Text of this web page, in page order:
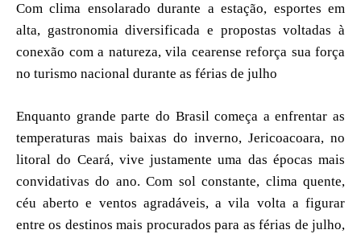
Com clima ensolarado durante a estação, esportes em
alta, gastronomia diversificada e propostas voltadas à
conexão com a natureza, vila cearense reforça sua força
no turismo nacional durante as férias de julho
Enquanto grande parte do Brasil começa a enfrentar as
temperaturas mais baixas do inverno, Jericoacoara, no
litoral do Ceará, vive justamente uma das épocas mais
convidativas do ano. Com sol constante, clima quente,
céu aberto e ventos agradáveis, a vila volta a figurar
entre os destinos mais procurados para as férias de julho,